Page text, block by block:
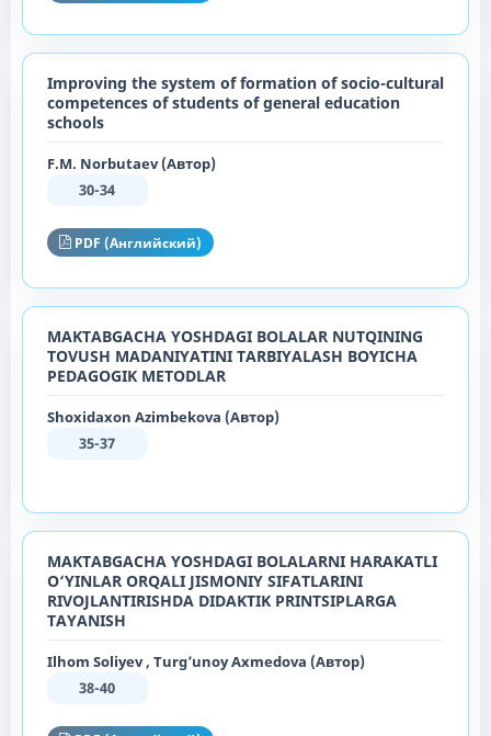
Improving the system of formation of socio-cultural
competences of students of general education
schools
F.M. Norbutaev (Автор)
30-34
PDF (Английский)
MAKTABGACHA YOSHDAGI BOLALAR NUTQINING
TOVUSH MADANIYATINI TARBIYALASH BOʻYICHA
PEDAGOGIK METODLAR
Shoxidaxon Azimbekova (Автор)
35-37
MАKTАBGАCHА YОSHDАGI BОLАLАRNI HАRАKАTLI
О‘YINLАR ОRQАLI JISMОNIY SIFАTLАRINI
RIVОJLАNTIRISHDА DIDАKTIK PRINTSIPLАRGA
TAYANISH
Ilhom Soliyev , Turg’unoy Axmedova (Автор)
38-40